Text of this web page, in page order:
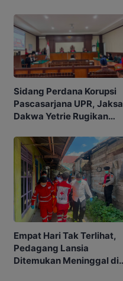
Sidang Perdana Korupsi
Pascasarjana UPR, Jaksa
Dakwa Yetrie Rugikan
Empat Hari Tak Terlihat,
Pedagang Lansia
Ditemukan Meninggal di